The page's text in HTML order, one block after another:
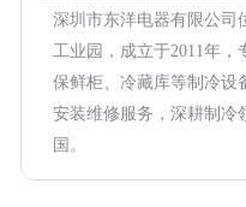
深圳市东洋电器有限公司
工业园，成立于2011年
保鲜柜、冷藏库等制冷设
安装维修服务，深耕制冷
国。